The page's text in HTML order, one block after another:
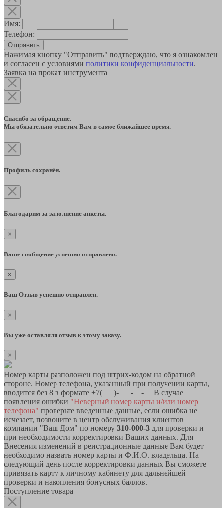
Имя:
Телефон:
Отправить
Нажимая кнопку "Отправить" подтверждаю, что я ознакомлен
и согласен с условиями политики конфиденциальности.
Заявка на прокат инструмента
Спасибо за обращение.
Мы обязательно ответим Вам в самое ближайшее время.
Профиль сохранён.
Благодарим за заполнение анкеты.
×
Ваше сообщение успешно отправлено.
×
Ваш Отзыв успешно отправлен.
×
Вы уже оставляли отзыв к этому заказу.
×
Номер карты разположен под штрих-кодом на обратной
стороне. Номер телефона, указанный при получении карты,
вводится без 8 в формате +7(___)-___-__-__ В случае
появления ошибки "Неверный номер карты и/или номер
телефона" проверьте введенные данные, если ошибка не
исчезает, позвоните в центр обслуживания клиентов
компании "Ваш Дом" по номеру 310-000-3 для проверки и
при необходимости корректировки Ваших данных. Для
Внесения изменений в реистрационные данные Вам будет
необходимо назвать номер карты и Ф.И.О. владельца. На
следующий день после корректировки данных Вы сможете
привязать карту к личному кабинету для дальнейшей
проверки и накопления бонусных баллов.
Поступление товара